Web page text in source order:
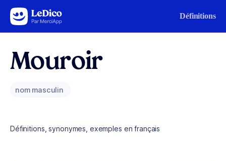
Aller au contenu Définitions
Mouroir
nom masculin
Définitions, synonymes, exemples en français